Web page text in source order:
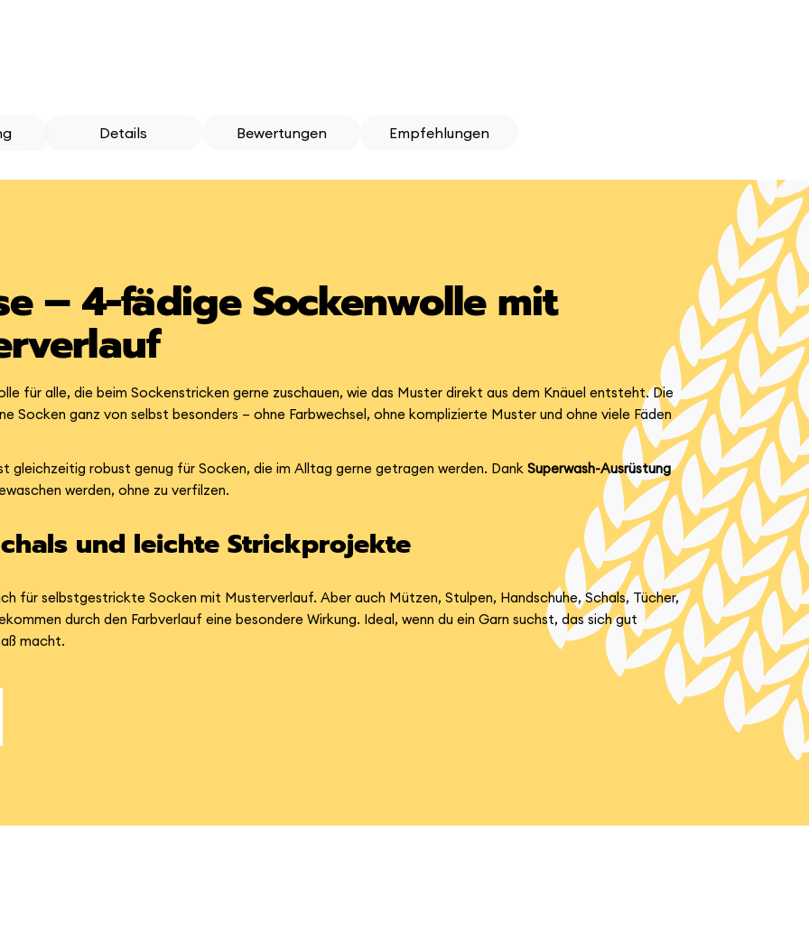
Details Bewertungen Empfehlungen
– 4-fädige Sockenwolle mit
für alle, die beim Sockenstricken gerne zuschauen, wie das Muster direkt aus dem Knäuel entsteht. Die
Socken ganz von selbst besonders – ohne Farbwechsel, ohne komplizierte Muster und ohne viele Fäden
gleichzeitig robust genug für Socken, die im Alltag gerne getragen werden. DankSuperwash-Ausrüstung
werden, ohne zu verfilzen.
und leichte Strickprojekte
für selbstgestrickte Socken mit Musterverlauf. Aber auch Mützen, Stulpen, Handschuhe, Schals, Tücher,
durch den Farbverlauf eine besondere Wirkung. Ideal, wenn du ein Garn suchst, das sich gut
macht.